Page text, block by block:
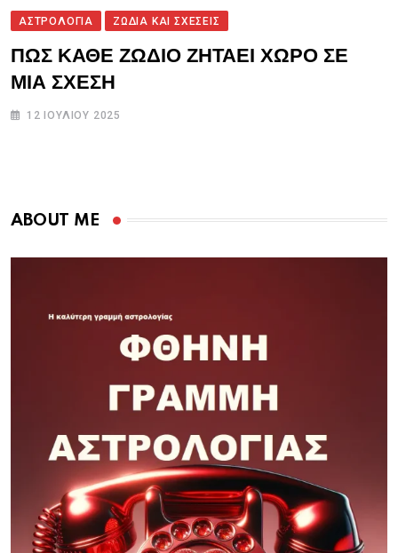
ΑΣΤΡΟΛΟΓΙΑ ΖΩΔΙΑ ΚΑΙ ΣΧΕΣΕΙΣ
ΠΩΣ ΚΑΘΕ ΖΩΔΙΟ ΖΗΤΑΕΙ ΧΩΡΟ ΣΕ
ΜΙΑ ΣΧΕΣΗ
12 ΙΟΥΛΊΟΥ 2025
ABOUT ME